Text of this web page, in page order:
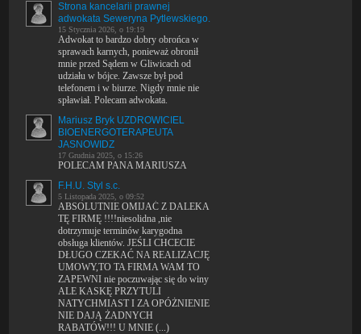
Strona kancelarii prawnej
adwokata Seweryna Pytlewskiego.
15 Stycznia 2026, o 19:19
Adwokat to bardzo dobry obrońca w
sprawach karnych, ponieważ obronił
mnie przed Sądem w Gliwicach od
udziału w bójce. Zawsze był pod
telefonem i w biurze. Nigdy mnie nie
spławiał. Polecam adwokata.
Mariusz Bryk UZDROWICIEL
BIOENERGOTERAPEUTA
JASNOWIDZ
17 Grudnia 2025, o 15:26
POLECAM PANA MARIUSZA
F.H.U. Styl s.c.
5 Listopada 2025, o 09:52
ABSOLUTNIE OMIJAĆ Z DALEKA
TĘ FIRMĘ !!!!niesolidna ,nie
dotrzymuje terminów karygodna
obsługa klientów. JEŚLI CHCECIE
DŁUGO CZEKAĆ NA REALIZACJĘ
UMOWY,TO TA FIRMA WAM TO
ZAPEWNI nie poczuwając się do winy
ALE KASKĘ PRZYTULI
NATYCHMIAST I ZA OPÓŻNIENIE
NIE DAJĄ ŻADNYCH
RABATÓW!!! U MNIE (...)